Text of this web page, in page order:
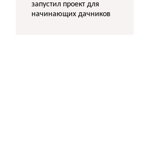
запустил проект для
начинающих дачников